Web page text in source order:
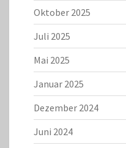
Oktober 2025
Juli 2025
Mai 2025
Januar 2025
Dezember 2024
Juni 2024